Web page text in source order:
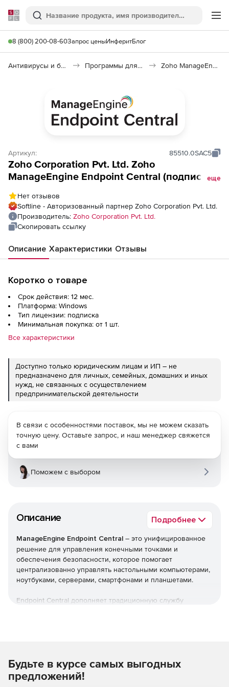
Softline
Поиск
8 (800) 200-08-60Запрос ценыИнферитБлог
Антивирусы и безопасность Программы для защиты информации Zoho ManageEngine Endpoint Central
Артикул: 85510.0SAC5
Zoho Corporation Pvt. Ltd. Zoho
ManageEngine Endpoint Central (подписка
fee for 2500 Workstations
еще
Нет отзывов
Softline - Авторизованный партнер Zoho Corporation Pvt. Ltd.
Производитель: Zoho Corporation Pvt. Ltd.
Скопировать ссылку
Описание Характеристики Отзывы
Коротко о товаре
Срок действия: 12 мес.
Платформа: Windows
Тип лицензии: подписка
Минимальная покупка: от 1 шт.
Все характеристики
Доступно только юридическим лицам и ИП – не
предназначено для личных, семейных, домашних и иных
нужд, не связанных с осуществлением
предпринимательской деятельности
Описание Подробнее
ManageEngine Endpoint Central – это унифицированное
решение для управления конечными точками и
обеспечения безопасности, которое помогает
централизованно управлять настольными компьютерами,
ноутбуками, серверами, смартфонами и планшетами.
Endpoint Central дополняет традиционную службу
образов и развертывание ОС. Кроме того,решение
позволяет управлять активами и лицензиями на ПО,
отслеживать статистику использования ПО, управлять
В связи с особенностями поставок, мы не можем сказать
точную цену. Оставьте запрос, и наш менеджер свяжется
с вами
Поможем с выбором
Будьте в курсе самых выгодных
предложений!